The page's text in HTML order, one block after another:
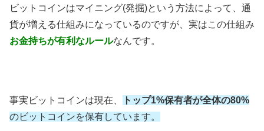
ビットコインはマイニング(発掘)という方法によって、通
貨が増える仕組みになっているのですが、実はこの仕組み
お金持ちが有利なルールなんです。
事実ビットコインは現在、
トップ1%保有者が全体の80%
のビットコインを保有しています。